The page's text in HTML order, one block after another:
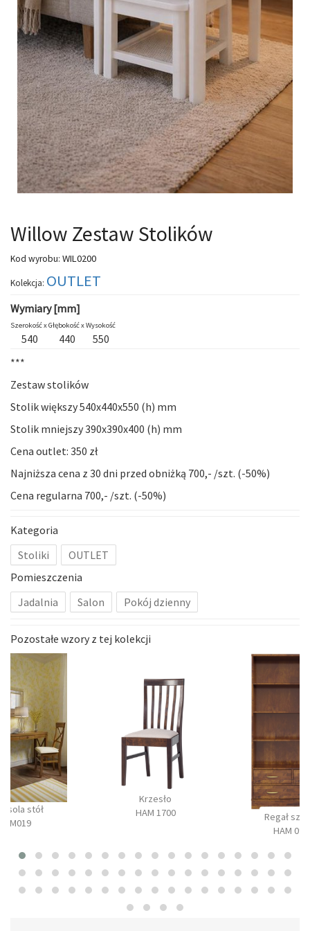
Willow Zestaw Stolików
Kod wyrobu: WIL0200
Kolekcja: OUTLET
Wymiary [mm]
Szerokość xGłębokość xWysokość
540 440
550
***
Zestaw stolików
Stolik większy 540x440x550 (h) mm
Stolik mniejszy 390x390x400 (h) mm
Cena outlet: 350 zł
Najniższa cena z 30 dni przed obniżką 700,- /szt. (-50%)
Cena regularna 700,- /szt. (-50%)
Kategoria
Stoliki
OUTLET
Pomieszczenia
Jadalnia
Salon Pokój dzienny
Pozostałe wzory z tej kolekcji
stół
BM019
Krzesło
HAM 1700
Regał
HAM